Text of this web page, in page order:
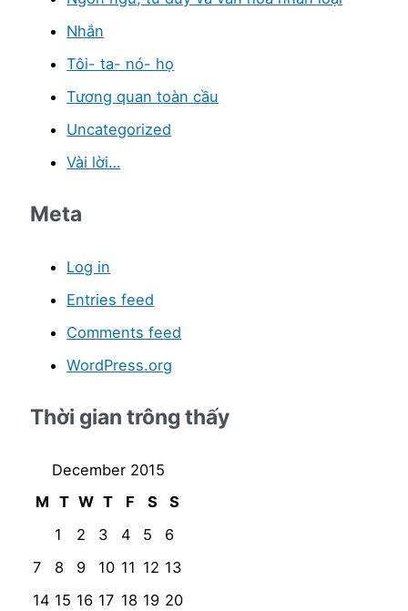
Nhắn
Tôi- ta- nó- họ
Tương quan toàn cầu
Uncategorized
Vài lời…
Meta
Log in
Entries feed
Comments feed
WordPress.org
Thời gian trông thấy
December 2015
M T W T F S
S
1
2 3 4 5
6
7
8 9 10 11 12 13
14 15 16 17 18 19 20